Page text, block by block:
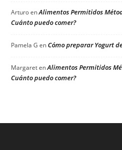
ArturoenAlimentos Permitidos
Cuánto puedo comer?
Pamela G enCómo preparar Yogurt
MargaretenAlimentos Permitidos
Cuánto puedo comer?